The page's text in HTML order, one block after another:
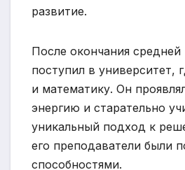
развитие.
После окончания
поступил в университет,
и математику. Он
энергию и старательно
уникальный подход к
его преподаватели были
способностями.